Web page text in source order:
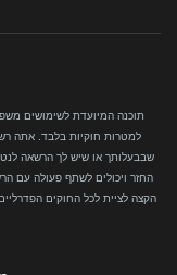
שבבעלותך או שיש לך הרשאה
החזר ויכולים לשתף פעולה עם
הקצה לציית לכל החוקים